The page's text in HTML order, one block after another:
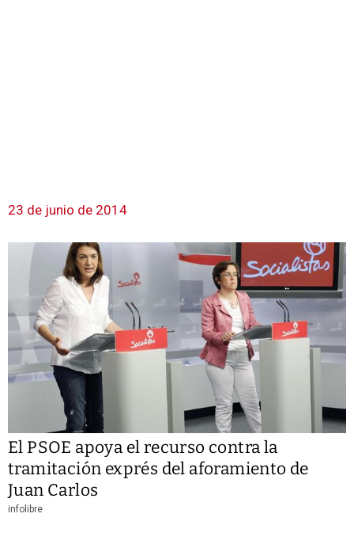
23 de junio de 2014
El PSOE apoya el recurso contra la
tramitación exprés del aforamiento de
Juan Carlos
infolibre